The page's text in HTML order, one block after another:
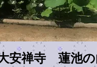
安禅寺 蓮池の